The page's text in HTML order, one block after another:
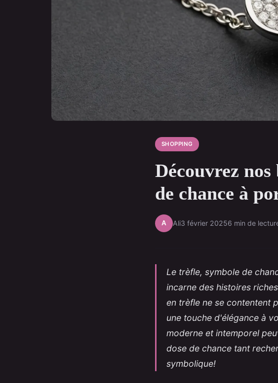
SHOPPING
Découvrez
de chance à
A Ali3 février 20256 min de
Le trèfle, symbole de
incarne des histoires
en trèfle ne se contentent
une touche d'élégance à
moderne et intemporel
dose de chance tant
symbolique!